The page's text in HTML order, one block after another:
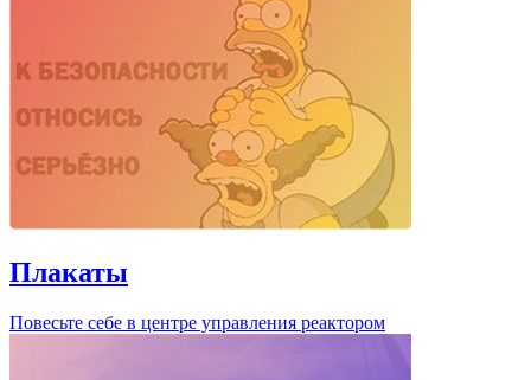
Плакаты
Повесьте себе в центре управления реактором